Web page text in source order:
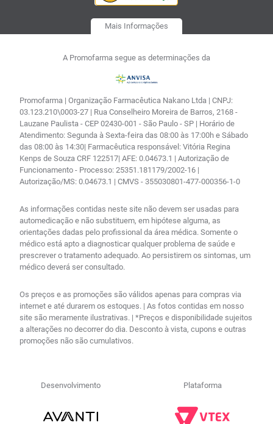
Mais Informações
A Promofarma segue as determinações da
Promofarma | Organização Farmacêutica Nakano Ltda | CNPJ:
03.123.210\0003-27 | Rua Conselheiro Moreira de Barros, 2168 -
Lauzane Paulista - CEP 02430-001 - São Paulo - SP | Horário de
Atendimento: Segunda à Sexta-feira das 08:00 às 17:00h e Sábado
das 08:00 às 14:30| Farmacêutica responsável: Vitória Regina
Kenps de Souza CRF 122517| AFE: 0.04673.1 | Autorização de
Funcionamento - Processo: 25351.181179/2002-16 |
Autorização/MS: 0.04673.1 | CMVS - 355030801-477-000356-1-0
As informações contidas neste site não devem ser usadas para
automedicação e não substituem, em hipótese alguma, as
orientações dadas pelo profissional da área médica. Somente o
médico está apto a diagnosticar qualquer problema de saúde e
prescrever o tratamento adequado. Ao persistirem os sintomas, um
médico deverá ser consultado.
Os preços e as promoções são válidos apenas para compras via
internet e até durarem os estoques. | As fotos contidas em nosso
site são meramente ilustrativas. | *Preços e disponibilidade sujeitos
a alterações no decorrer do dia. Desconto à vista, cupons e outras
promoções não são cumulativos.
Desenvolvimento Plataforma